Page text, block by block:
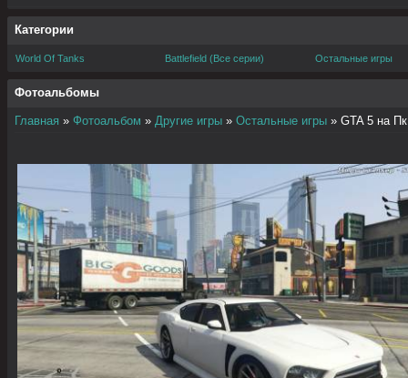
Категории
World Of Tanks Battlefield (Все серии) Остальные игры
Фотоальбомы
Главная » Фотоальбом » Другие игры » Остальные игры » GTA 5 на Пк